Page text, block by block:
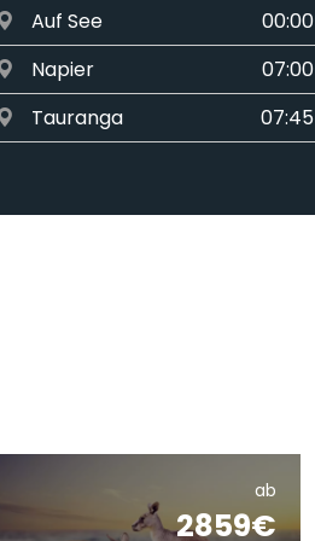
Auf See 00:00
Napier 07:00
Tauranga 07:45
Bucht der Inseln 07:00
ab
2859€